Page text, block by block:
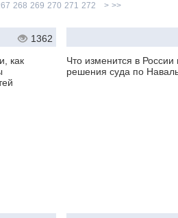
268 269 270 271 272 > >>
1362
как
Что изменится в России
решения суда по